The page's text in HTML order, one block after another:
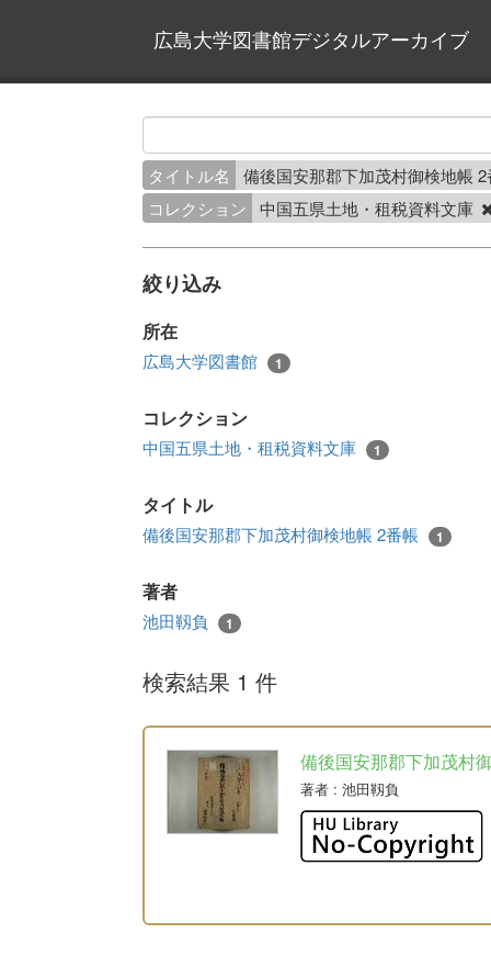
広島大学図書館デジタルアーカイブ
タイトル名
備後国安那郡下加茂村御検地帳
コレクション
中国五県土地・租税資料文庫
絞り込み
所在
広島大学図書館 1
コレクション
中国五県土地・租税資料文庫 1
タイトル
備後国安那郡下加茂村御検地帳 2番帳 1
著者
池田靱負 1
検索結果 1 件
備後国安那郡下加茂村
著者 : 池田靱負